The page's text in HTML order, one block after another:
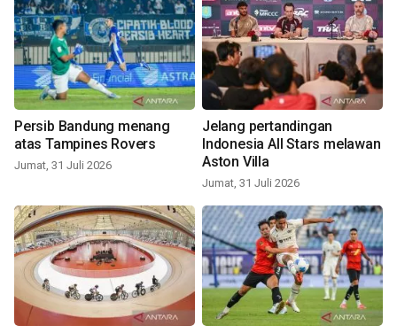
Persib Bandung menang
atas Tampines Rovers
Jumat, 31 Juli 2026
Jelang pertandingan
Indonesia All Stars melawan
Aston Villa
Jumat, 31 Juli 2026